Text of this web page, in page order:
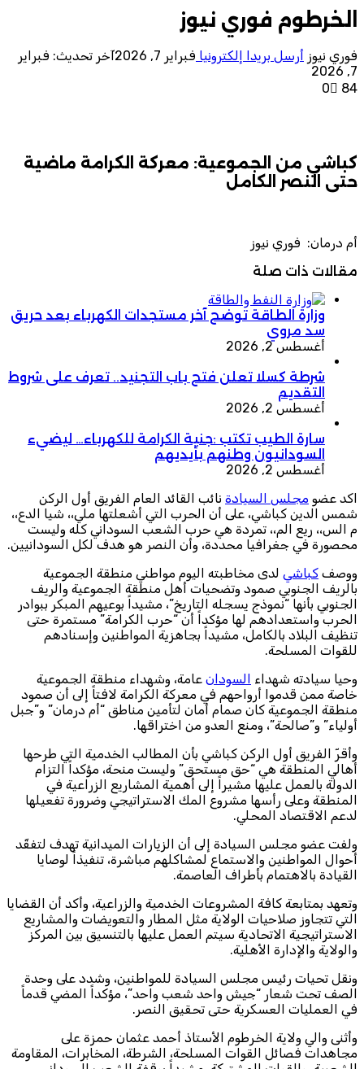
الخرطوم فوري نيوز
فوري نيوز أرسل بريدا إلكترونيا فبراير 7, 2026
آخر تحديث: فبراير
7, 2026
0
84
كباشي من الجموعية: معركة الكرامة ماضية
حتى النصر الكامل
أم درمان: فوري نيوز
مقالات ذات صلة
وزارة الطاقة توضح آخر مستجدات الكهرباء بعد حريق
سد مروي
أغسطس 2, 2026
شرطة كسلا تعلن فتح باب التجنيد.. تعرف على شروط
التقديم
أغسطس 2, 2026
سارة الطيب تكتب :جنية الكرامة للكهرباء… ليضيء
السودانيون وطنهم بأيديهم
أغسطس 2, 2026
اكد عضو مجلس السيادة نائب القائد العام الفريق أول الركن
شمس الدين كباشي، على أن الحرب التي أشعلتها ملي،، شيا الدع،،
م الس،، ريع الم،، تمردة هي حرب الشعب السوداني كله وليست
محصورة في جغرافيا محددة، وأن النصر هو هدف لكل السودانيين.
ووصف كباشي لدى مخاطبته اليوم مواطني منطقة الجموعية
بالريف الجنوبي صمود وتضحيات أهل منطقة الجموعية والريف
الجنوبي بأنها “نموذج يسجله التاريخ”، مشيداً بوعيهم المبكر ببوادر
الحرب واستعدادهم لها مؤكداً أن “حرب الكرامة” مستمرة حتى
تنظيف البلاد بالكامل، مشيداً بجاهزية المواطنين وإسنادهم
للقوات المسلحة.
وحيا سيادته شهداء السودان عامة، وشهداء منطقة الجموعية
خاصة ممن قدموا أرواحهم في معركة الكرامة لافتاً إلى أن صمود
منطقة الجموعية كان صمام أمان لتأمين مناطق “أم درمان” و”جبل
أولياء” و”صالحة”، ومنع العدو من اختراقها.
وأقرّ الفريق أول الركن كباشي بأن المطالب الخدمية التي طرحها
أهالي المنطقة هي “حق مستحق” وليست منحة، مؤكداً التزام
الدولة بالعمل عليها مشيراً إلى أهمية المشاريع الزراعية في
المنطقة وعلى رأسها مشروع المك الاستراتيجي وضرورة تفعيلها
لدعم الاقتصاد المحلي.
ولفت عضو مجلس السيادة إلى أن الزيارات الميدانية تهدف لتفقّد
أحوال المواطنين والاستماع لمشاكلهم مباشرة، تنفيذاً لوصايا
القيادة بالاهتمام بأطراف العاصمة.
وتعهد بمتابعة كافة المشروعات الخدمية والزراعية، وأكد أن القضايا
التي تتجاوز صلاحيات الولاية مثل المطار والتعويضات والمشاريع
الاستراتيجية الاتحادية سيتم العمل عليها بالتنسيق بين المركز
والولاية والإدارة الأهلية.
ونقل تحيات رئيس مجلس السيادة للمواطنين، وشدد على وحدة
الصف تحت شعار “جيش واحد شعب واحد”، مؤكداً المضي قدماً
في العمليات العسكرية حتى تحقيق النصر.
وأثنى والي ولاية الخرطوم الأستاذ أحمد عثمان حمزة على
مجاهدات فصائل القوات المسلحة، الشرطة، المخابرات، المقاومة